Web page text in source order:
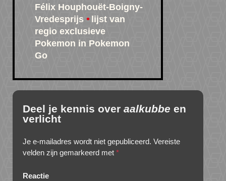
Félix Houphouët-Boigny-
Vredesprijs
lijst van
regio exclusieve
Pokemon in Pokemon
Go
Deel je kennis over aalkubbe en
verlicht
Je e-mailadres wordt niet gepubliceerd. Vereiste
velden zijn gemarkeerd met *
Reactie